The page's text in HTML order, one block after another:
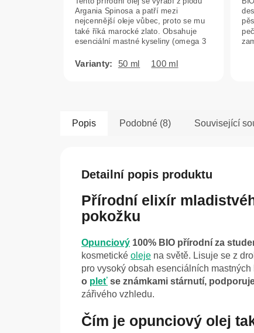
z
5
hvězdiček.
Argania Spinosa a patří mezi
nejcennější oleje vůbec, proto se mu
také říká marocké zlato. Obsahuje
esenciální mastné kyseliny (omega 3
50 ml 100 ml
Popis Podobné (8) Související
Detailní popis produktu
Přírodní elixír
pokožku
Opunciový 100% BIO přírodní za
kosmetické oleje na světě. Lisuje se z
pro vysoký obsah esenciálních
o pleť se známkami stárnutí,
zářivého vzhledu.
Čím je opunciový olej